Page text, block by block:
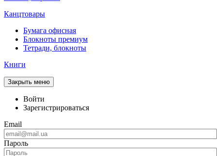
Канцтовары
Бумага офисная
Блокноты премиум
Тетради, блокноты
Книги
Закрыть меню
Войти
Зарегистрироваться
Email
Пароль